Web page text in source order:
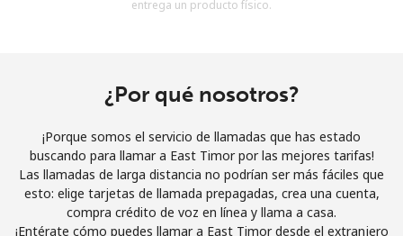
Al abrir una cuenta en este sitio web, estoy de acuerdo con
Únete
¡Hola!
entrega un producto físico.
¿Por qué nosotros?
¡Porque somos el servicio de llamadas que has estado
buscando para llamar a East Timor por las mejores tarifas!
Las llamadas de larga distancia no podrían ser más fáciles que
esto: elige tarjetas de llamada prepagadas, crea una cuenta,
compra crédito de voz en línea y llama a casa.
¡Entérate cómo puedes llamar a East Timor desde el extranjero